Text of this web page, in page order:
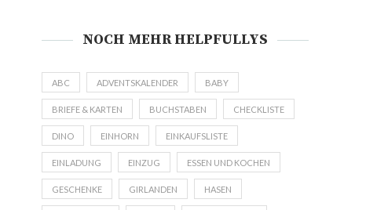
NOCH MEHR HELPFULLYS
ABC ADVENTSKALENDER BABY
BRIEFE & KARTEN BUCHSTABEN CHECKLISTE
DINO EINHORN EINKAUFSLISTE
EINLADUNG EINZUG ESSEN UND KOCHEN
GESCHENKE GIRLANDEN HASEN